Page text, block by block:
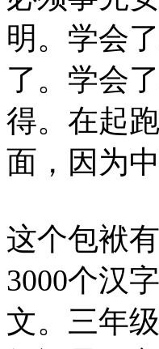
明。学会
了。学会
得。在起
面，因为
这个包袱
3000个汉
文。三年